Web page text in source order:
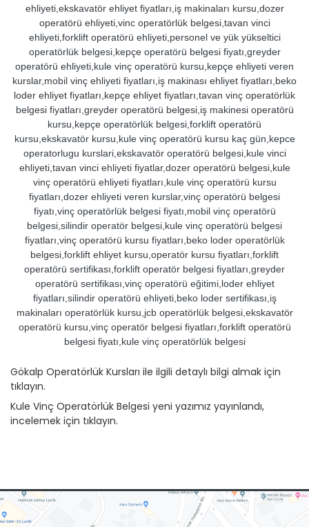
ehliyeti,ekskavatör ehliyet fiyatları,iş makinaları kursu,dozer
operatörü ehliyeti,vinc operatörlük belgesi,tavan vinci
ehliyeti,forklift operatörü ehliyeti,personel ve yük yükseltici
operatörlük belgesi,kepçe operatörü belgesi fiyatı,greyder
operatörü ehliyeti,kule vinç operatörü kursu,kepçe ehliyeti veren
kurslar,mobil vinç ehliyeti fiyatları,iş makinası ehliyet fiyatları,beko
loder ehliyet fiyatları,kepçe ehliyet fiyatları,tavan vinç operatörlük
belgesi fiyatları,greyder operatörü belgesi,iş makinesi operatörü
kursu,kepçe operatörlük belgesi,forklift operatörü
kursu,ekskavatör kursu,kule vinç operatörü kursu kaç gün,kepce
operatorlugu kurslari,ekskavatör operatörü belgesi,kule vinci
ehliyeti,tavan vinci ehliyeti fiyatlar,dozer operatörü belgesi,kule
vinç operatörü ehliyeti fiyatları,kule vinç operatörü kursu
fiyatları,dozer ehliyeti veren kurslar,vinç operatörü belgesi
fiyatı,vinç operatörlük belgesi fiyatı,mobil vinç operatörü
belgesi,silindir operatör belgesi,kule vinç operatörü belgesi
fiyatları,vinç operatörü kursu fiyatları,beko loder operatörlük
belgesi,forklift ehliyet kursu,operatör kursu fiyatları,forklift
operatörü sertifikası,forklift operatör belgesi fiyatları,greyder
operatörü sertifikası,vinç operatörü eğitimi,loder ehliyet
fiyatları,silindir operatörü ehliyeti,beko loder sertifikası,iş
makinaları operatörlük kursu,jcb operatörlük belgesi,ekskavatör
operatörü kursu,vinç operatör belgesi fiyatları,forklift operatörü
belgesi fiyatı,kule vinç operatörlük belgesi
Gökalp Operatörlük Kursları ile ilgili detaylı bilgi almak için
tıklayın.
Kule Vinç Operatörlük Belgesi yeni yazımız yayınlandı,
incelemek için tıklayın.